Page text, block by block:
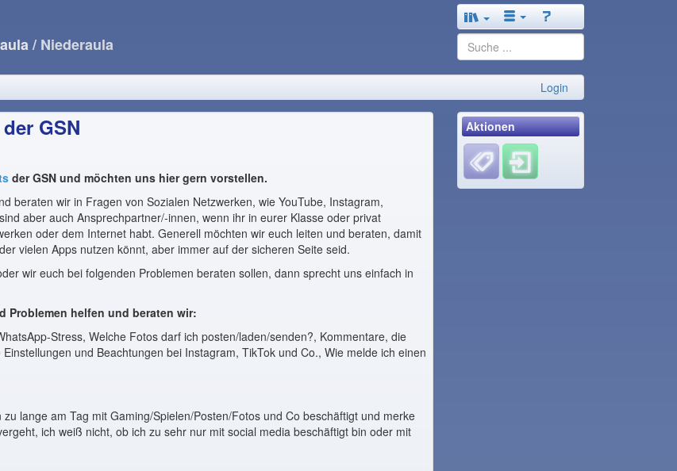
/ Niederaula
Login
GSN
der GSN und möchten uns hier gern vorstellen.
beraten wir in Fragen von Sozialen Netzwerken, wie YouTube, Instagram,
aber auch Ansprechpartner/-innen, wenn ihr in eurer Klasse oder privat
oder dem Internet habt. Generell möchten wir euch leiten und beraten, damit
vielen Apps nutzen könnt, aber immer auf der sicheren Seite seid.
wir euch bei folgenden Problemen beraten sollen, dann sprecht uns einfach in
Problemen helfen und beraten wir:
Stress, Welche Fotos darf ich posten/laden/senden?, Kommentare, die
und Beachtungen bei Instagram, TikTok und Co., Wie melde ich einen
zu lange am Tag mit Gaming/Spielen/Posten/Fotos und Co beschäftigt und merke
ich weiß nicht, ob ich zu sehr nur mit social media beschäftigt bin oder mit
Aktionen